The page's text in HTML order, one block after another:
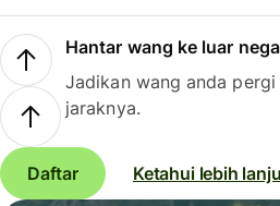
Hantar wang ke luar
Jadikan wang anda
jaraknya.
Daftar Ketahui lebih